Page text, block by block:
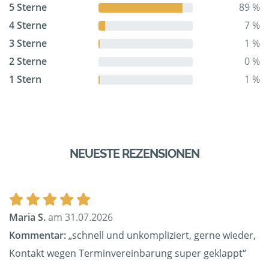
5 Sterne
89 %
4 Sterne
7 %
3 Sterne
1 %
2 Sterne
0 %
1 Stern
1 %
NEUESTE REZENSIONEN
Maria S.am 31.07.2026
Kommentar:„schnell und unkompliziert, gerne wieder,
Kontakt wegen Terminvereinbarung super geklappt“